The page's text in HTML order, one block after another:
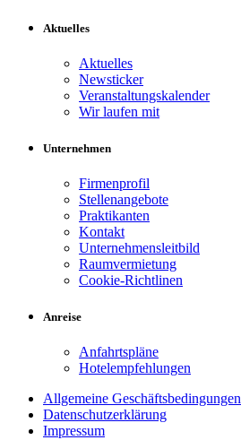
Aktuelles
Aktuelles
Newsticker
Veranstaltungskalender
Wir laufen mit
Unternehmen
Firmenprofil
Stellenangebote
Praktikanten
Kontakt
Unternehmensleitbild
Raumvermietung
Cookie-Richtlinen
Anreise
Anfahrtspläne
Hotelempfehlungen
Allgemeine Geschäftsbedingungen
Datenschutzerklärung
Impressum